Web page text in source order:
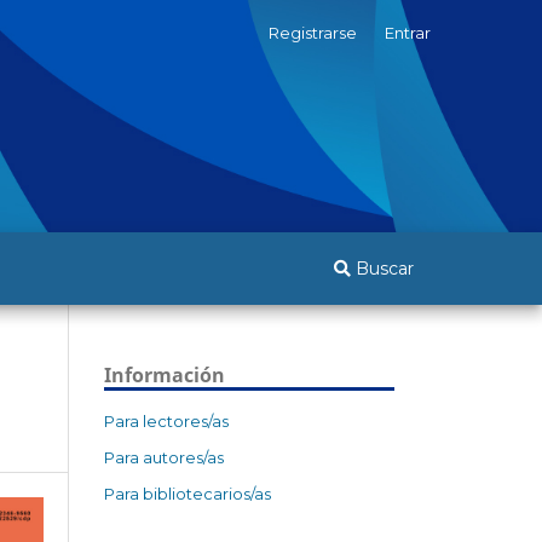
Buscar
Registrarse Entrar
Información
Para lectores/as
Para autores/as
Para bibliotecarios/as